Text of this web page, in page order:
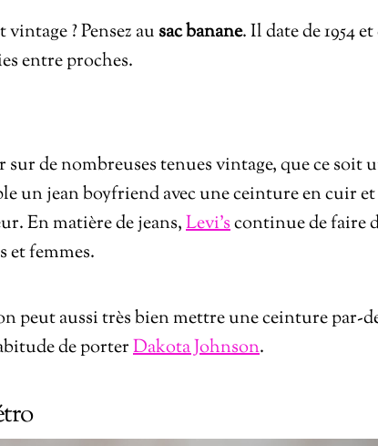
? Pensez au sac banane. Il date de 1954
entre proches.
de nombreuses tenues vintage, que ce soit
un jean boyfriend avec une ceinture en cuir
En matière de jeans,Levi’scontinue de faire
et femmes.
peut aussi très bien mettre une ceinture par-
de porterDakota Johnson.